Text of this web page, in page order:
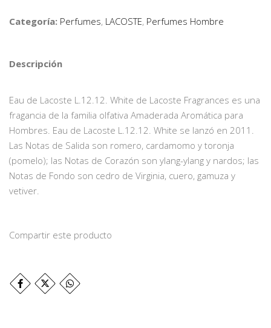
Categoría: Perfumes, LACOSTE, Perfumes Hombre
Descripción
Eau de Lacoste L.12.12. White de Lacoste Fragrances es una
fragancia de la familia olfativa Amaderada Aromática para
Hombres. Eau de Lacoste L.12.12. White se lanzó en 2011.
Las Notas de Salida son romero, cardamomo y toronja
(pomelo); las Notas de Corazón son ylang-ylang y nardos; las
Notas de Fondo son cedro de Virginia, cuero, gamuza y
vetiver.
Compartir este producto